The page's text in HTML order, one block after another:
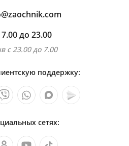
7.00 до 23.00
с 23.00 до 7.00
поддержку:
сетях: